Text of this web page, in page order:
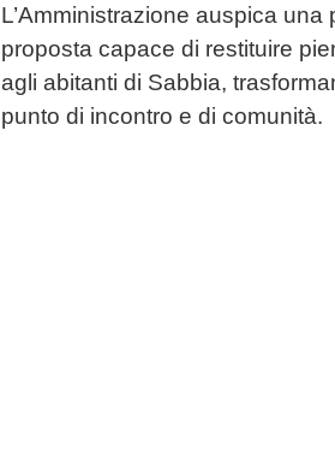
L’Amministrazione auspica
proposta capace di restituire
agli abitanti di Sabbia,
punto di incontro e di comunità.